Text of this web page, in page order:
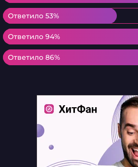
Ответило 53%
Ответило 53%
Ответило 94%
Ответило 94%
Ответило 86%
Ответило 86%